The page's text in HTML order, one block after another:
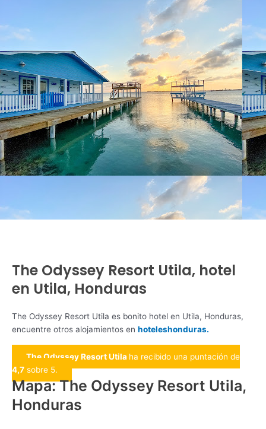
The Odyssey Resort Utila, hotel
en Utila, Honduras
The Odyssey Resort Utila es bonito hotel en Utila, Honduras,
encuentre otros alojamientos en hoteleshonduras.
The Odyssey Resort Utila ha recibido una puntación de
4,7 sobre 5.
Mapa: The Odyssey Resort Utila,
Honduras